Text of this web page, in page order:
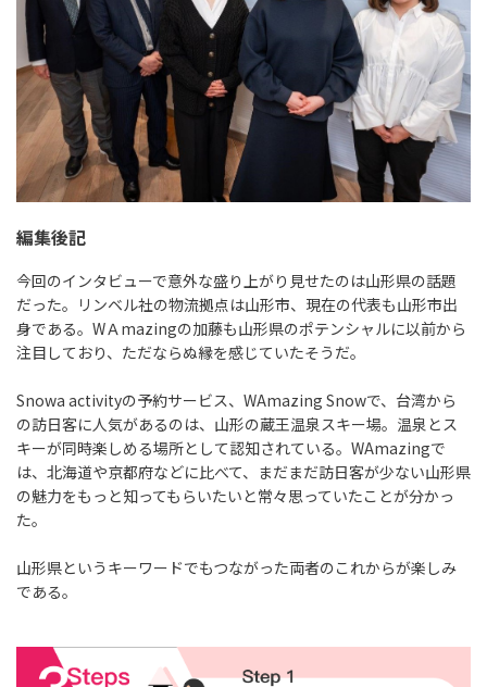
編集後記
今回のインタビューで意外な盛り上がり見せたのは山形県の話題
だった。リンベル社の物流拠点は山形市、現在の代表も山形市出
身である。WＡmazingの加藤も山形県のポテンシャルに以前から
注目しており、ただならぬ縁を感じていたそうだ。
Snowa activityの予約サービス、WAmazing Snowで、台湾から
の訪日客に人気があるのは、山形の蔵王温泉スキー場。温泉とス
キーが同時楽しめる場所として認知されている。WAmazingで
は、北海道や京都府などに比べて、まだまだ訪日客が少ない山形県
の魅力をもっと知ってもらいたいと常々思っていたことが分かっ
た。
山形県というキーワードでもつながった両者のこれからが楽しみ
である。